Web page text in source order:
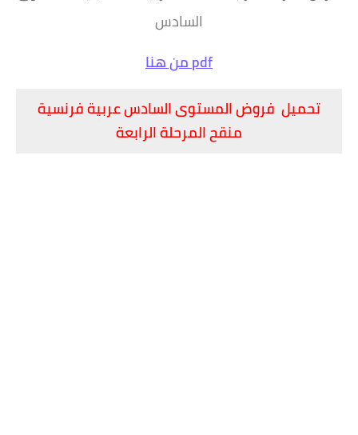
السادس
pdf من هنا
تحميل فروض المستوى السادس عربية فرنسية
منقح المرحلة الرابعة